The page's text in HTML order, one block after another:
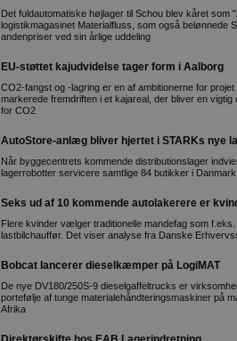
Det fuldautomatiske højlager til Schou blev kåret
logistikmagasinet Materialfluss, som også belønnede
andenpriser ved sin årlige uddeling
EU-støttet kajudvidelse tager form i Aalborg
CO2-fangst og -lagring er en af ambitionerne for
markerede fremdriften i et kajareal, der bliver en vigtig
for CO2
AutoStore-anlæg bliver hjertet i STARKs nye
Når byggecentrets kommende distributionslager
lagerrobotter servicere samtlige 84 butikker i
Seks ud af 10 kommende autolakerere er
Flere kvinder vælger traditionelle mandefag som
lastbilchauffør. Det viser analyse fra Danske
Bobcat lancerer dieselkæmper på LogiMAT
De nye DV180/250S-9 dieselgaffeltrucks er
portefølje af tunge materialehåndteringsmaskiner på
Afrika